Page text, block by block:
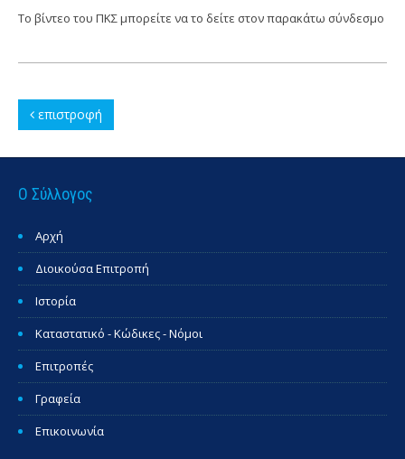
Το βίντεο του ΠΚΣ μπορείτε να το δείτε στον παρακάτω σύνδεσμο
επιστροφή
Ο Σύλλογος
Αρχή
Διοικούσα Επιτροπή
Ιστορία
Καταστατικό - Κώδικες - Νόμοι
Επιτροπές
Γραφεία
Επικοινωνία